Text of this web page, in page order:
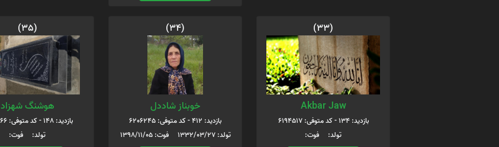
(33)
Akbar Jaw
بازدید: 134 - کد متوفی: 6194517
تولد: فوت:
(34)
خوبناز شاددل
بازدید: 412 - کد متوفی: 6206245
تولد: 1332/03/27 فوت: 1398/11/05
(35)
هوشنگ شهزاد
بازدید: 148 - کد متوفی: 6207666
تولد: فوت: